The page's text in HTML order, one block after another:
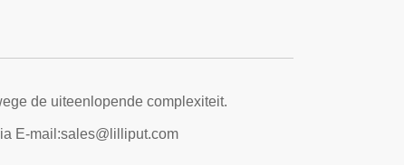
de uiteenlopende complexiteit.
E-mail:sales@lilliput.com